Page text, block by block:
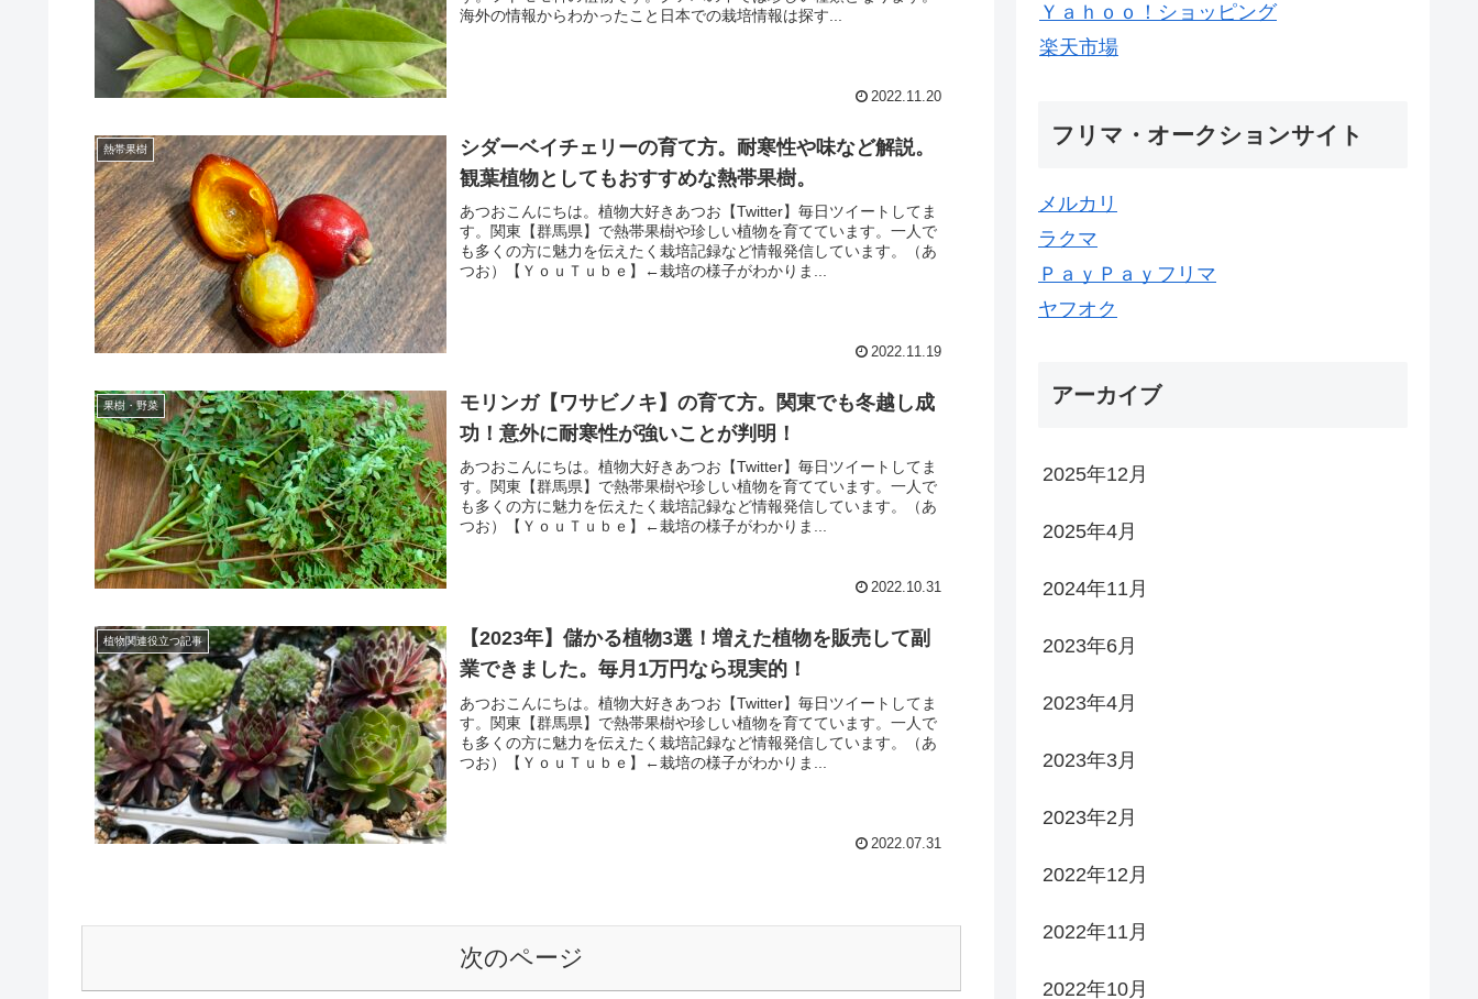
海外の情報からわかったこと日本での栽培情報は探す...
2022.11.20
熱帯果樹
シダーベイチェリーの育て方。耐寒性や味など解説。
観葉植物としてもおすすめな熱帯果樹。
あつおこんにちは。植物大好きあつお【Twitter】毎日ツイートしてま
す。関東【群馬県】で熱帯果樹や珍しい植物を育てています。一人で
も多くの方に魅力を伝えたく栽培記録など情報発信しています。（あ
つお）【ＹｏｕＴｕｂｅ】←栽培の様子がわかりま...
2022.11.19
果樹・野菜
モリンガ【ワサビノキ】の育て方。関東でも冬越し成
功！意外に耐寒性が強いことが判明！
あつおこんにちは。植物大好きあつお【Twitter】毎日ツイートしてま
す。関東【群馬県】で熱帯果樹や珍しい植物を育てています。一人で
も多くの方に魅力を伝えたく栽培記録など情報発信しています。（あ
つお）【ＹｏｕＴｕｂｅ】←栽培の様子がわかりま...
2022.10.31
植物関連役立つ記事
【2023年】儲かる植物3選！増えた植物を販売して副
業できました。毎月1万円なら現実的！
あつおこんにちは。植物大好きあつお【Twitter】毎日ツイートしてま
す。関東【群馬県】で熱帯果樹や珍しい植物を育てています。一人で
も多くの方に魅力を伝えたく栽培記録など情報発信しています。（あ
つお）【ＹｏｕＴｕｂｅ】←栽培の様子がわかりま...
2022.07.31
次のページ
Ｙａｈｏｏ！ショッピング
楽天市場
フリマ・オークションサイト
メルカリ
ラクマ
ＰａｙＰａｙフリマ
ヤフオク
アーカイブ
2025年12月
2025年4月
2024年11月
2023年6月
2023年4月
2023年3月
2023年2月
2022年12月
2022年11月
2022年10月